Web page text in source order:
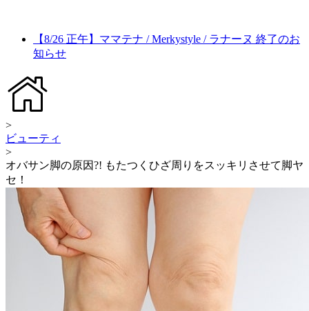
【8/26 正午】ママテナ / Merkystyle / ラナーヌ 終了のお
知らせ
>
ビューティ
>
オバサン脚の原因?! もたつくひざ周りをスッキリさせて脚ヤ
セ！